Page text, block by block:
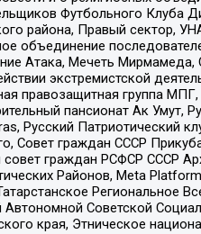
Футбольного Клуба
района, Правый сектор,
объединение
Атака, Мечеть Мирмамеда,
экстремистской
правозащитная группа
пансионат Ак Умут,
Русский Патриотический
Совет граждан СССР
граждан РСФСР СССР
Районов, Meta
Региональное
Автономной Советской
края, Этническое